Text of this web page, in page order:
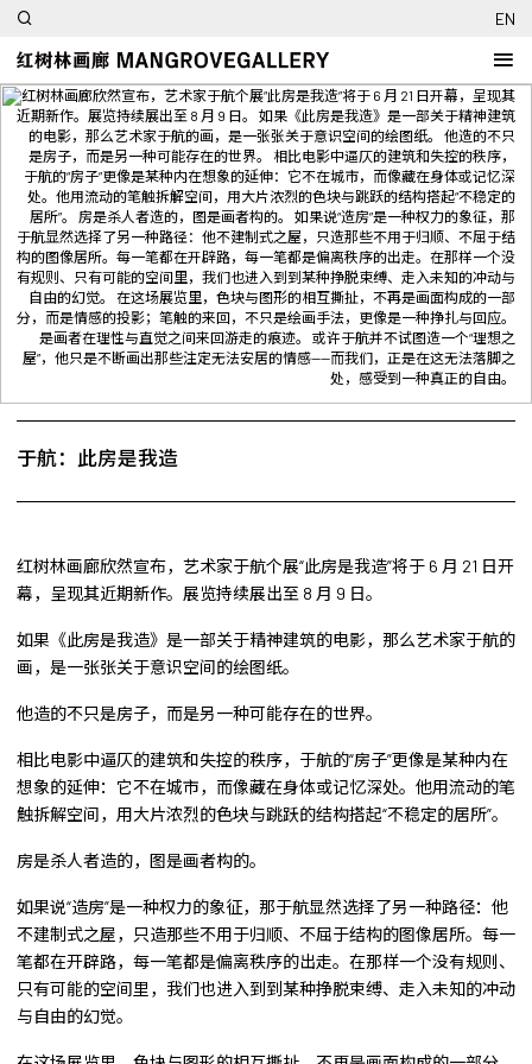
EN
返回
红树林画廊欣然宣布，艺术家于航个展“此房是我造”将于 6 月 21 日开幕，呈现其
近期新作。展览持续展出至 8 月 9 日。 如果《此房是我造》是一部关于精神建筑
的电影，那么艺术家于航的画，是一张张关于意识空间的绘图纸。 他造的不只
是房子，而是另一种可能存在的世界。 相比电影中逼仄的建筑和失控的秩序，
于航的“房子”更像是某种内在想象的延伸：它不在城市，而像藏在身体或记忆深
处。他用流动的笔触拆解空间，用大片浓烈的色块与跳跃的结构搭起“不稳定的
居所”。 房是杀人者造的，图是画者构的。 如果说“造房”是一种权力的象征，那
于航显然选择了另一种路径：他不建制式之屋，只造那些不用于归顺、不屈于结
构的图像居所。每一笔都在开辟路，每一笔都是偏离秩序的出走。在那样一个没
有规则、只有可能的空间里，我们也进入到到某种挣脱束缚、走入未知的冲动与
自由的幻觉。 在这场展览里，色块与图形的相互撕扯，不再是画面构成的一部
分，而是情感的投影；笔触的来回，不只是绘画手法，更像是一种挣扎与回应。
是画者在理性与直觉之间来回游走的痕迹。 或许于航并不试图造一个“理想之
屋”，他只是不断画出那些注定无法安居的情感——而我们，正是在这无法落脚之
处，感受到一种真正的自由。
于航：此房是我造
红树林画廊欣然宣布，艺术家于航个展“此房是我造”将于 6 月 21 日开
幕，呈现其近期新作。展览持续展出至 8 月 9 日。
如果《此房是我造》是一部关于精神建筑的电影，那么艺术家于航的
画，是一张张关于意识空间的绘图纸。
他造的不只是房子，而是另一种可能存在的世界。
相比电影中逼仄的建筑和失控的秩序，于航的“房子”更像是某种内在
想象的延伸：它不在城市，而像藏在身体或记忆深处。他用流动的笔
触拆解空间，用大片浓烈的色块与跳跃的结构搭起“不稳定的居所”。
房是杀人者造的，图是画者构的。
如果说“造房”是一种权力的象征，那于航显然选择了另一种路径：他
不建制式之屋，只造那些不用于归顺、不屈于结构的图像居所。每一
笔都在开辟路，每一笔都是偏离秩序的出走。在那样一个没有规则、
只有可能的空间里，我们也进入到到某种挣脱束缚、走入未知的冲动
与自由的幻觉。